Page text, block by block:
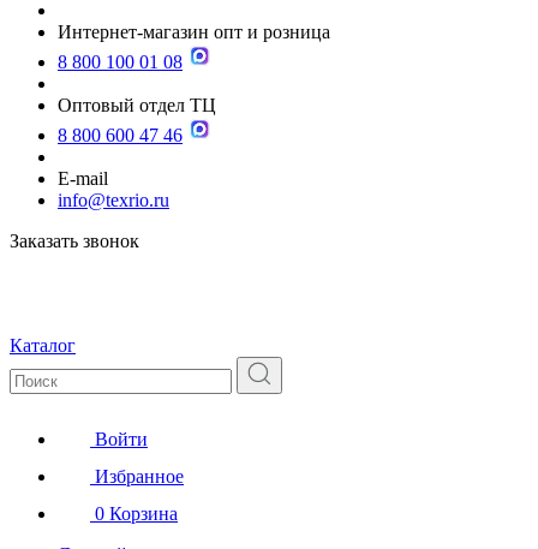
Интернет-магазин опт и розница
8 800 100 01 08
Оптовый отдел ТЦ
8 800 600 47 46
E-mail
info@texrio.ru
Заказать звонок
Каталог
Войти
Избранное
0 Корзина